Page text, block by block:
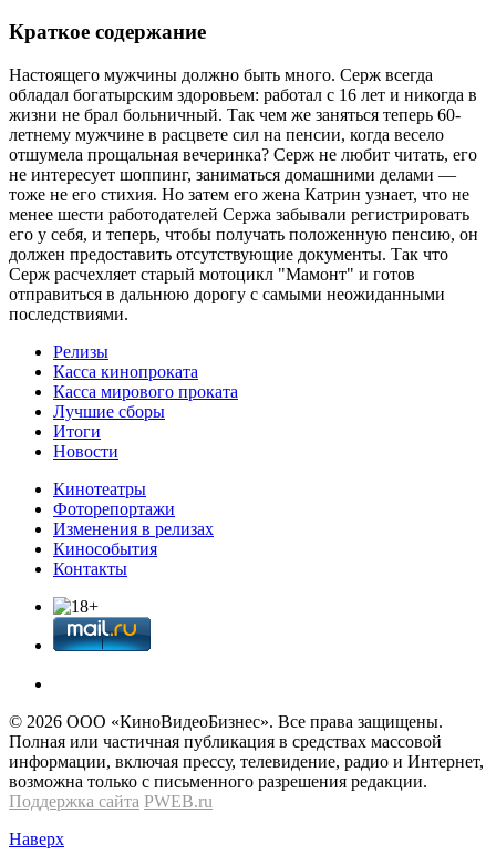
Краткое содержание
Настоящего мужчины должно быть много. Серж всегда
обладал богатырским здоровьем: работал с 16 лет и никогда в
жизни не брал больничный. Так чем же заняться теперь 60-
летнему мужчине в расцвете сил на пенсии, когда весело
отшумела прощальная вечеринка? Серж не любит читать, его
не интересует шоппинг, заниматься домашними делами —
тоже не его стихия. Но затем его жена Катрин узнает, что не
менее шести работодателей Сержа забывали регистрировать
его у себя, и теперь, чтобы получать положенную пенсию, он
должен предоставить отсутствующие документы. Так что
Серж расчехляет старый мотоцикл "Мамонт" и готов
отправиться в дальнюю дорогу с самыми неожиданными
последствиями.
Релизы
Касса кинопроката
Касса мирового проката
Лучшие сборы
Итоги
Новости
Кинотеатры
Фоторепортажи
Изменения в релизах
Кинособытия
Контакты
© 2026 OOО «КиноВидеоБизнес». Все права защищены.
Полная или частичная публикация в средствах массовой
информации, включая прессу, телевидение, радио и Интернет,
возможна только с письменного разрешения редакции.
Поддержка сайта PWEB.ru
Наверх